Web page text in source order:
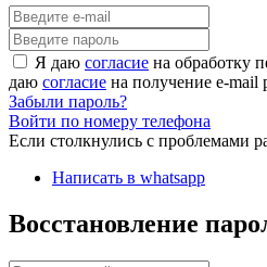
Я даю согласие на обработку
даю согласие на получение e-mail
Забыли пароль?
Войти по номеру телефона
Если столкнулись с проблемами
Написать в whatsapp
Восстановление